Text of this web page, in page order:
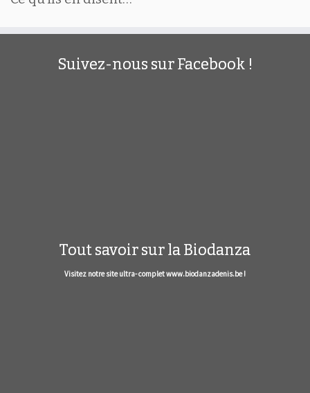
Suivez-nous sur Facebook !
Tout savoir sur la Biodanza
Visitez notre site ultra- complet www.biodanzadenis.be !